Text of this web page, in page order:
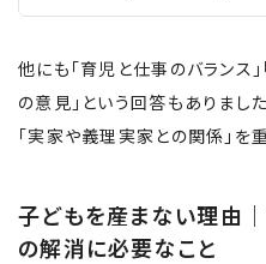
他にも「育児と仕事のバランス」
の意見」という回答もありまし
「実家や義理実家との関係」を
子どもを産まない理由
の解消に必要なこと